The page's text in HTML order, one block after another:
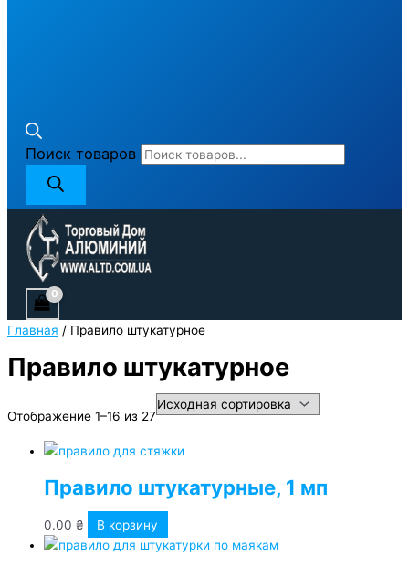
Поиск товаров
Главная / Правило штукатурное
Правило штукатурное
Отображение 1–16 из 27
Правило штукатурные, 1 мп
0.00 ₴ В корзину